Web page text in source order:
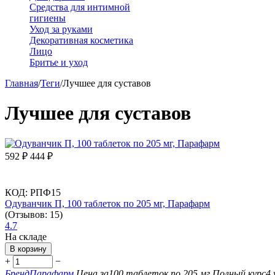
Средства для интимной
гигиены
Уход за руками
Декоративная косметика
Лицо
Бритье и уход
Главная/Теги/Лучшее для суставов
Лучшее для суставов
592 ₽ 444 ₽
КОД: РПФ15
Одуванчик П, 100 таблеток по 205 мг, Парафарм
(Отзывов: 15)
4.7
На складе
В корзину
+
−